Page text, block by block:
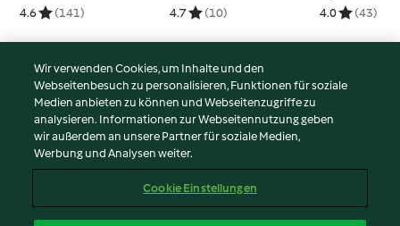
4.6 (141) 4.7 (10) 4.0 (43)
© Copyright 2026
Nutzungsbedingungen
Datenschutzrichtlinien
Impressum
Wir verwenden Cookies, um Inhalte und den
Webseitenbesuch zu personalisieren, Funktionen für soziale
Medien anbieten zu können und Webseitenzugriffe zu
analysieren. Informationen zur Webseitennutzung geben
wir außerdem an unsere Partner für soziale Medien,
Werbung und Analysen weiter.
Cookie Einstellungen